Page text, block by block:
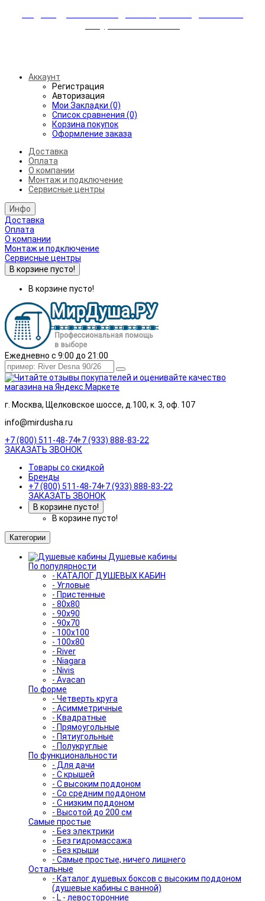
Аккаунт
Регистрация
Авторизация
Мои Закладки (0)
Список сравнения (0)
Корзина покупок
Оформление заказа
Доставка
Оплата
О компании
Монтаж и подключение
Сервисные центры
Инфо
Доставка
Оплата
О компании
Монтаж и подключение
Сервисные центры
В корзине пусто!
В корзине пусто!
Ежедневно с 9:00 до 21:00
г. Москва, Щелковское шоссе, д.100, к. 3, оф. 107
info@mirdusha.ru
+7 (800) 511-48-74+7 (933) 888-83-22
ЗАКАЗАТЬ ЗВОНОК
Товары со скидкой
Бренды
+7 (800) 511-48-74+7 (933) 888-83-22
ЗАКАЗАТЬ ЗВОНОК
В корзине пусто!
В корзине пусто!
Категории
Душевые кабины
По популярности
- КАТАЛОГ ДУШЕВЫХ КАБИН
- Угловые
- Пристенные
- 80x80
- 90x90
- 90x70
- 100x100
- 100x80
- River
- Niagara
- Nivis
- Avacan
По форме
- Четверть круга
- Асимметричные
- Квадратные
- Прямоугольные
- Пятиугольные
- Полукруглые
По функциональности
- Для дачи
- С крышей
- С высоким поддоном
- Со средним поддоном
- С низким поддоном
- Высотой до 200 см
Самые простые
- Без электрики
- Без гидромассажа
- Без крыши
- Самые простые, ничего лишнего
Остальные
- Каталог душевых боксов с высоким поддоном
(душевые кабины с ванной)
- L - левосторонние